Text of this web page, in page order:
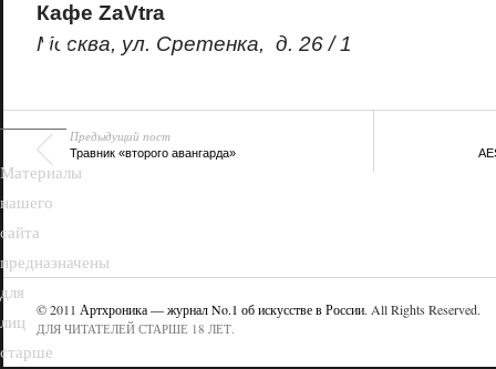
Кафе ZaVtra
Москва, ул. Сретенка, д. 26 / 1
Предыдущий пост
Травник «второго авангарда»
© 2011 Артхроника — журнал No.1 об искусстве в России. All Rights Reserved.
ДЛЯ ЧИТАТЕЛЕЙ СТАРШЕ 18 ЛЕТ.
18+
Материалы
нашего
сайта
предназначены
для
лиц
старше